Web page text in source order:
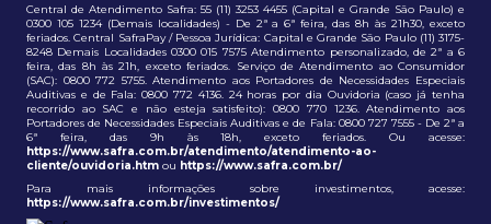
Central de Atendimento Safra: 55 (11) 3253 4455 (Capital e Grande São Paulo) e
0300 105 1234 (Demais localidades) - De 2ª a 6ª feira, das 8h às 21h30, exceto
feriados. Central SafraPay / Pessoa Jurídica: Capital e Grande São Paulo (11) 3175-
8248 Demais Localidades 0300 015 7575 Atendimento personalizado, de 2ª a 6
feira, das 8h às 21h, exceto feriados. Serviço de Atendimento ao Consumidor
(SAC): 0800 772 5755. Atendimento aos Portadores de Necessidades Especiais
Auditivas e de Fala: 0800 772 4136. 24 horas por dia Ouvidoria (caso já tenha
recorrido ao SAC e não esteja satisfeito): 0800 770 1236. Atendimento aos
Portadores de Necessidades Especiais Auditivas e de Fala: 0800 727 7555 - De 2ª a
6ª feira, das 9h às 18h, exceto feriados. Ou acesse:
https://www.safra.com.br/atendimento/atendimento-ao-
cliente/ouvidoria.htm ou https://www.safra.com.br/
Para mais informações sobre investimentos, acesse:
https://www.safra.com.br/investimentos/